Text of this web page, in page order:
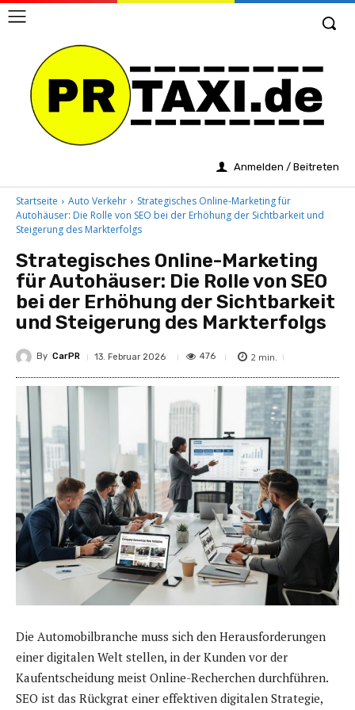
Anmelden / Beitreten
Startseite Auto Verkehr
Strategisches Online-Marketing für
Autohäuser: Die Rolle von SEO bei der Erhöhung der Sichtbarkeit und
Steigerung des Markterfolgs
Strategisches Online-Marketing
für Autohäuser: Die Rolle von SEO
bei der Erhöhung der Sichtbarkeit
und Steigerung des Markterfolgs
By CarPR 13. Februar 2026 476 2 min.
Die Automobilbranche muss sich den Herausforderungen
einer digitalen Welt stellen, in der Kunden vor der
Kaufentscheidung meist Online-Recherchen durchführen.
SEO ist das Rückgrat einer effektiven digitalen Strategie,